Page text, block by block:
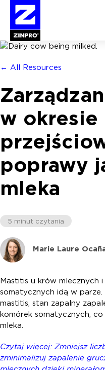
← All Resources
w okresie
poprawy
mleka
5 minut czytania
Marie Laure
Mastitis u krów mlecznych
somatycznych idą w
mastitis, stan zapalny
komórek somatycznych,
mleka.
Czytaj więcej: Zmniejsz
zminimalizuj zapalenie